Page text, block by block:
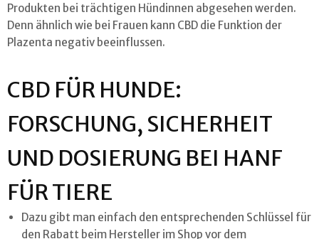
Produkten bei trächtigen Hündinnen abgesehen werden.
Denn ähnlich wie bei Frauen kann CBD die Funktion der
Plazenta negativ beeinflussen.
CBD FÜR HUNDE:
FORSCHUNG, SICHERHEIT
UND DOSIERUNG BEI HANF
FÜR TIERE
Dazu gibt man einfach den entsprechenden Schlüssel für
den Rabatt beim Hersteller im Shop vor dem